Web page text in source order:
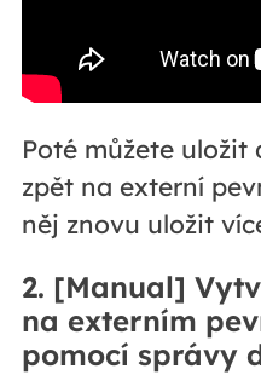
Poté můžete
zpět na externí
něj znovu uložit
2. [Manual]
na externím
pomocí správy